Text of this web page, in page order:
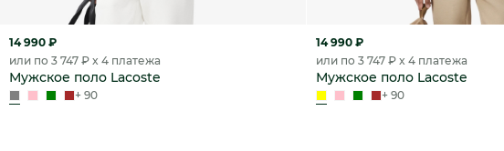
14 990 ₽
или по 3 747 ₽ x 4 платежа
Мужское поло Lacoste
+ 90
14 990 ₽
или по 3 747 ₽ x 4 платежа
Мужское поло Lacoste
+ 90